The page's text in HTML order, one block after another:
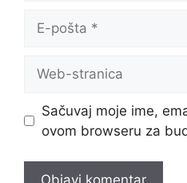
pošta
stranica
Sačuvaj moje ime,
ovom browseru za